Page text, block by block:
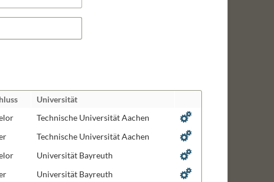
Chemie
Signaltransduktion
Universität
Technische Universität Aachen
Technische Universität Aachen
Universität Bayreuth
Universität Bayreuth